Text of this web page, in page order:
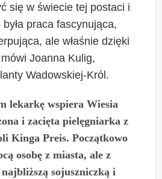
się w świecie tej postaci i
praca fascynująca,
ale właśnie dzięki
Joanna Kulig,
Wadowskiej-Król.
lekarkę wspiera Wiesia
i zacięta pielęgniarka z
Kinga Preis. Początkowo
osobę z miasta, ale z
sojuszniczką i